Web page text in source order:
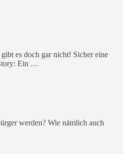
es doch gar nicht! Sicher eine
Ein …
werden? Wie nämlich auch